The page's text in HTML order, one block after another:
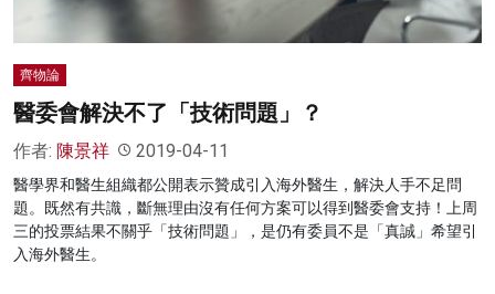
齊物論
醫委會解決不了「技術問題」？
作者: 陳景祥 2019-04-11
醫學界和醫生組織都公開表示贊成引入海外醫生，解決人手不足問
題。既然有共識，斷無理由沒有任何方案可以得到醫委會支持！上周
三的投票結果不關乎「技術問題」，是仍有委員不是「真誠」希望引
入海外醫生。